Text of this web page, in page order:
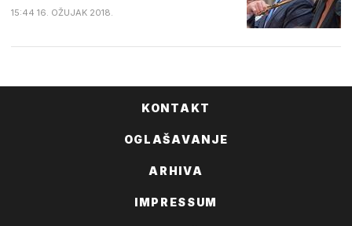
15:44 16. OŽUJAK 2018.
KONTAKT
OGLAŠAVANJE
ARHIVA
IMPRESSUM